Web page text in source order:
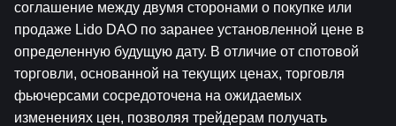
соглашение между двумя сторонами о покупке или
продаже Lido DAO по заранее установленной цене в
определенную будущую дату. В отличие от спотовой
торговли, основанной на текущих ценах, торговля
фьючерсами сосредоточена на ожидаемых
изменениях цен, позволяя трейдерам получать